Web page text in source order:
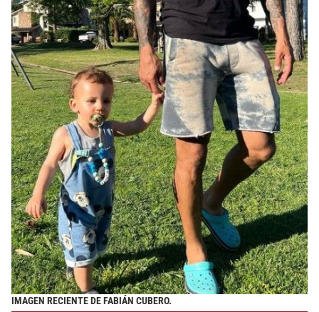
IMAGEN RECIENTE DE FABIÁN CUBERO.